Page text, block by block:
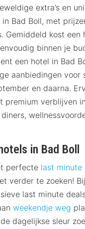
extra’s en
Bad Boll, met
Gemiddeld kost een
binnen je
een hotel in Bad
aanbiedingen voor
en daarna.
premium verblijven
in Bad Boll
perfecte last minute
verder te zoeken!
last minute
weekendje weg
dagelijkse sleur